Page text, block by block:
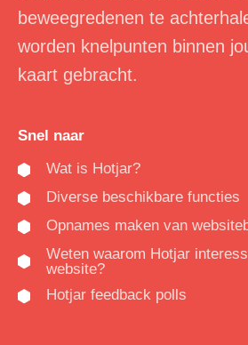
beweegredenen te
worden knelpunten binnen
kaart gebracht.
Snel naar
Wat is Hotjar?
Diverse beschikbare functies
Opnames maken van
Weten waarom Hotjar
website?
Hotjar feedback polls